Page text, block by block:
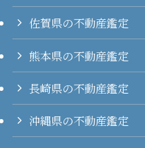
佐賀県の不動産鑑定
熊本県の不動産鑑定
長崎県の不動産鑑定
沖縄県の不動産鑑定